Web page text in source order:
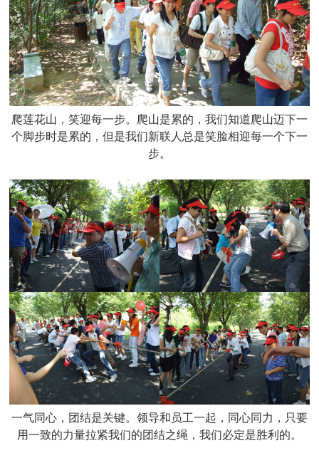
爬莲花山，笑迎每一步。爬山是累的，我们知道爬山迈下一
个脚步时是累的，但是我们新联人总是笑脸相迎每一个下一
步。
一气同心，团结是关键。领导和员工一起，同心同力，只要
用一致的力量拉紧我们的团结之绳，我们必定是胜利的。